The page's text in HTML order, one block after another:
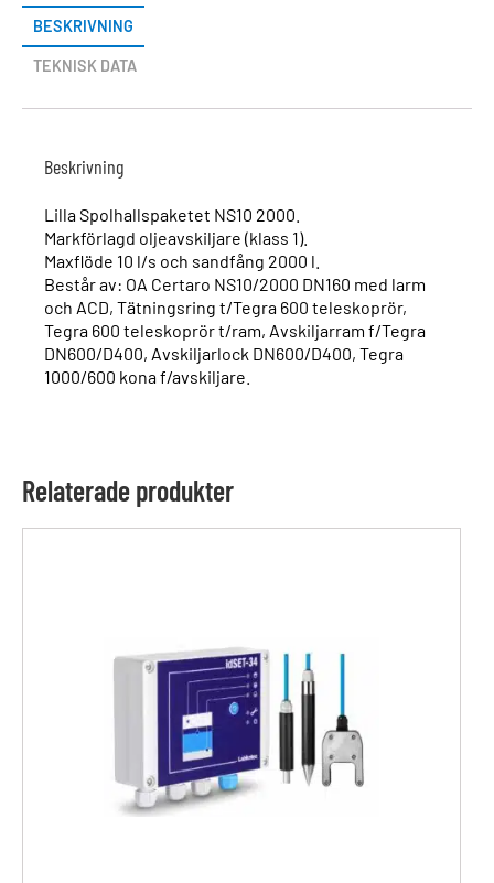
BESKRIVNING
TEKNISK DATA
Beskrivning
Lilla Spolhallspaketet NS10 2000.
Markförlagd oljeavskiljare (klass 1).
Maxflöde 10 l/s och sandfång 2000 l.
Består av: OA Certaro NS10/2000 DN160 med larm
och ACD, Tätningsring t/Tegra 600 teleskoprör,
Tegra 600 teleskoprör t/ram, Avskiljarram f/Tegra
DN600/D400, Avskiljarlock DN600/D400, Tegra
1000/600 kona f/avskiljare.
Relaterade produkter